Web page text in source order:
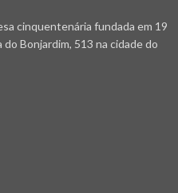
cinquentenária fundada em 19
Bonjardim, 513 na cidade do